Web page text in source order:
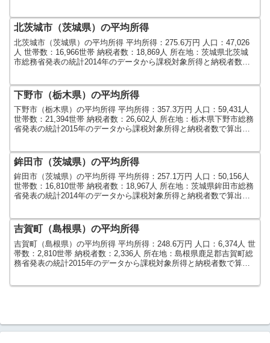
北茨城市（茨城県）の平均所得
北茨城市（茨城県）の平均所得 平均所得：275.6万円 人口：47,026
人 世帯数：16,966世帯 納税者数：18,869人 所在地：茨城県北茨城
市総務省発表の統計2014年のデータから課税対象所得と納税者数で
下野市（栃木県）の平均所得
下野市（栃木県）の平均所得 平均所得：357.3万円 人口：59,431人
世帯数：21,394世帯 納税者数：26,602人 所在地：栃木県下野市総務
省発表の統計2015年のデータから課税対象所得と納税者数で算出し
鉾田市（茨城県）の平均所得
鉾田市（茨城県）の平均所得 平均所得：257.1万円 人口：50,156人
世帯数：16,810世帯 納税者数：18,967人 所在地：茨城県鉾田市総務
省発表の統計2014年のデータから課税対象所得と納税者数で算出し
吉賀町（島根県）の平均所得
吉賀町（島根県）の平均所得 平均所得：248.6万円 人口：6,374人 世
帯数：2,810世帯 納税者数：2,336人 所在地：島根県鹿足郡吉賀町総
務省発表の統計2015年のデータから課税対象所得と納税者数で算出